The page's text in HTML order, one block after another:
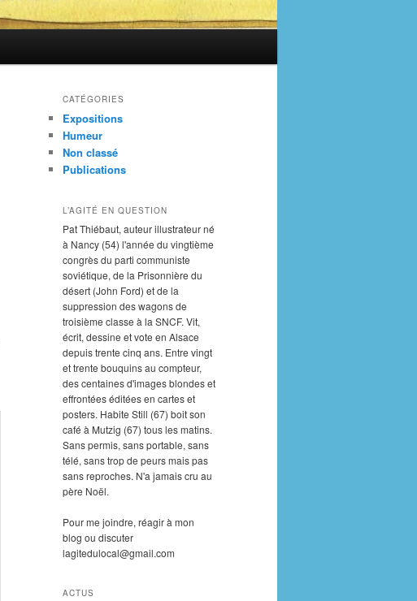
CATÉGORIES
Expositions
Humeur
Non classé
Publications
L’AGITÉ EN QUESTION
Pat Thiébaut, auteur illustrateur né
à Nancy (54) l'année du vingtième
congrès du parti communiste
soviétique, de la Prisonnière du
désert (John Ford) et de la
suppression des wagons de
troisième classe à la SNCF. Vit,
écrit, dessine et vote en Alsace
depuis trente cinq ans. Entre vingt
et trente bouquins au compteur,
des centaines d'images blondes et
effrontées éditées en cartes et
posters. Habite Still (67) boit son
café à Mutzig (67) tous les matins.
Sans permis, sans portable, sans
télé, sans trop de peurs mais pas
sans reproches. N'a jamais cru au
père Noël.
Pour me joindre, réagir à mon
blog ou discuter
lagitedulocal@gmail.com
ACTUS